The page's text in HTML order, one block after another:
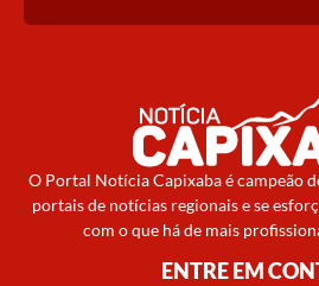
O Portal Notícia Capixaba é campeão
portais de notícias regionais e se
com o que há de mais
ENTRE EM